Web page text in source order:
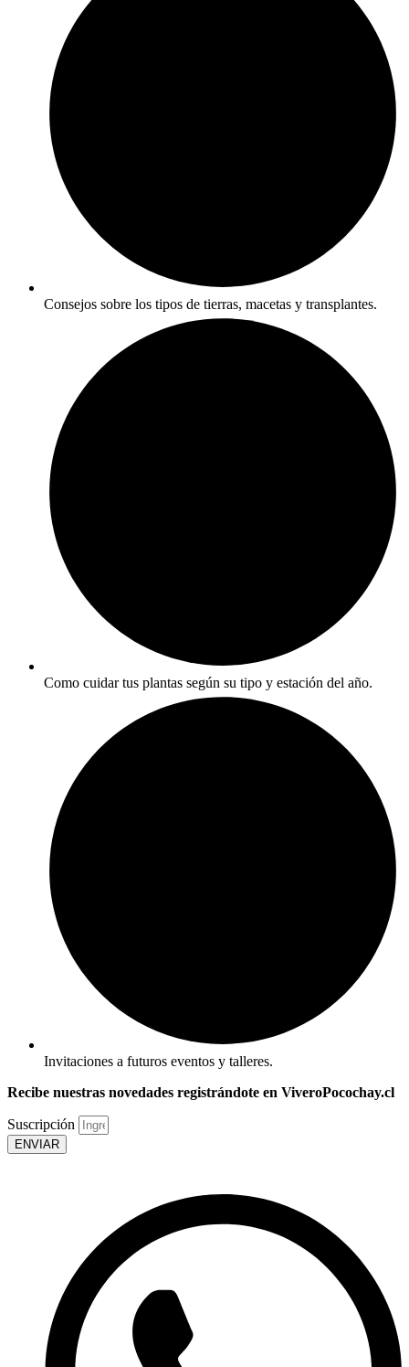
Consejos sobre los tipos de tierras, macetas y transplantes.
Como cuidar tus plantas según su tipo y estación del año.
Invitaciones a futuros eventos y talleres.
Recibe nuestras novedades registrándote en ViveroPocochay.cl
Suscripción
ENVIAR